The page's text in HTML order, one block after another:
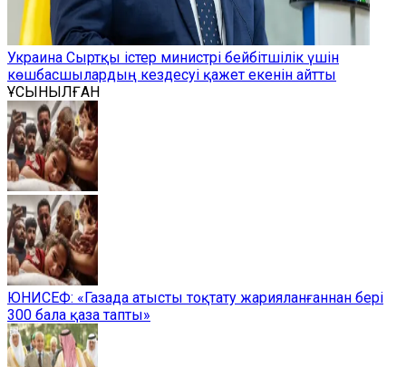
Украина Сыртқы істер министрі бейбітшілік үшін
көшбасшылардың кездесуі қажет екенін айтты
ҰСЫНЫЛҒАН
ЮНИСЕФ: «Газада атысты тоқтату жарияланғаннан бері
300 бала қаза тапты»